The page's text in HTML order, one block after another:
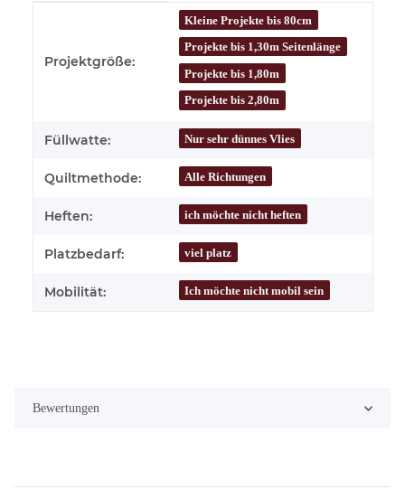
Projektgröße:
Kleine Projekte bis 80cm
Projekte bis 1,30m Seitenlänge
Projekte bis 1,80m
Projekte bis 2,80m
Füllwatte: Nur sehr dünnes Vlies
Quiltmethode: Alle Richtungen
Heften: ich möchte nicht heften
Platzbedarf: viel platz
Mobilität: Ich möchte nicht mobil sein
Bewertungen